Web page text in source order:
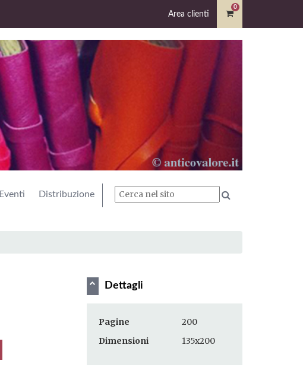
Area clienti
0
Eventi Distribuzione
Dettagli
Pagine
200
Dimensioni
135x200